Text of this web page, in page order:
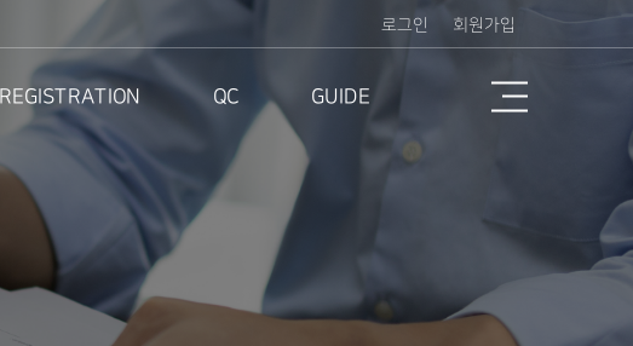
회원가입
로그인
REGISTRATION QC GUIDE